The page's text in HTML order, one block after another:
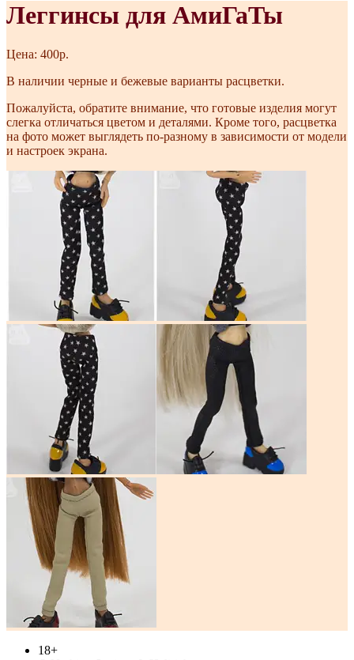
Леггинсы для АмиГаТы
Цена: 400р.
В наличии черные и бежевые варианты расцветки.
Пожалуйста, обратите внимание, что готовые изделия могут
слегка отличаться цветом и деталями. Кроме того, расцветка
на фото может выглядеть по-разному в зависимости от модели
и настроек экрана.
18+